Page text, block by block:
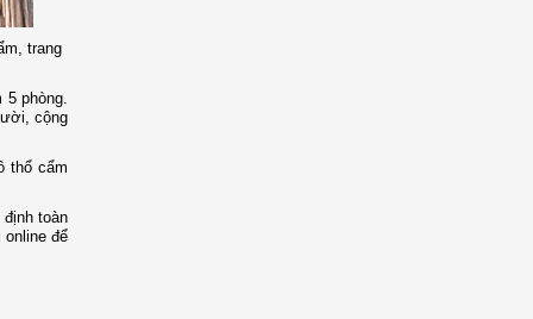
trang
phòng.
cộng
thổ cẩm
toàn
để